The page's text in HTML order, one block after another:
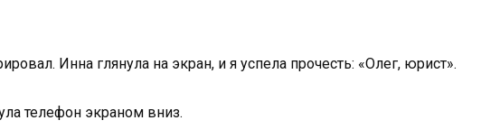
Инна глянула на экран, и я успела прочесть: «Олег, юрист».
телефон экраном вниз.